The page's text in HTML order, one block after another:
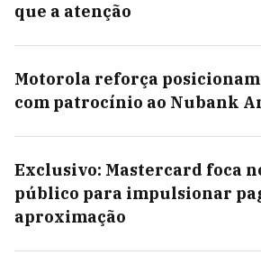
que a atenção
Motorola reforça
com patrocínio ao Nubank
Exclusivo: Mastercard foca
público para impulsionar
aproximação